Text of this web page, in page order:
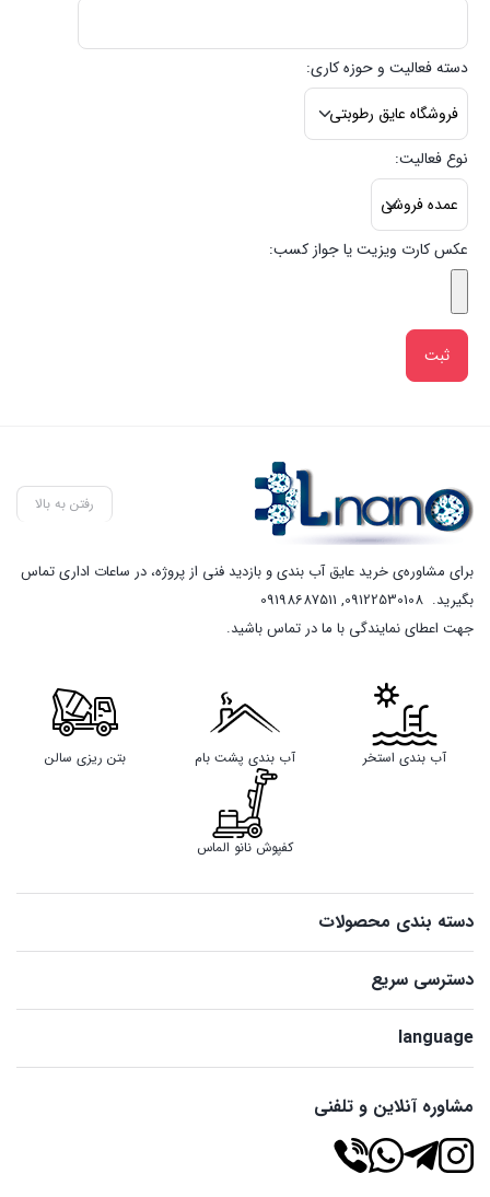
دسته فعالیت و حوزه کاری:
نوع فعالیت:
عکس کارت ویزیت یا جواز کسب:
رفتن به بالا
برای مشاوره‌ی خرید عایق آب بندی و بازدید فنی از پروژه، در ساعات اداری تماس
بگیرید. 09122530108
,
09198687511
جهت اعطای نمایندگی با ما در تماس باشید.
آب بندی استخر آب بندی پشت بام بتن ریزی سالن
کفپوش نانو الماس
دسته بندی محصولات
دسترسی سریع
language
مشاوره آنلاین و تلفنی